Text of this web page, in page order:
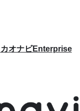
カオナビEnterprise